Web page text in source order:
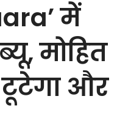
में
मोहित
टूटेगा और